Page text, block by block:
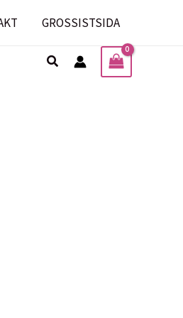
GROSSISTSIDA
Sök